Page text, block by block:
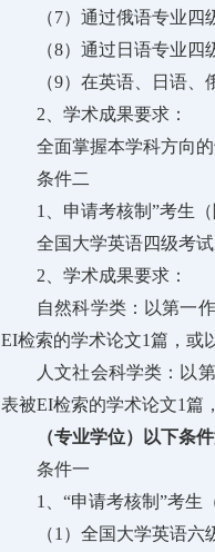
（7）通过俄语专业
（8）通过日语专业
（9）在英语、日语
2、学术成果要求：
全面掌握本学科方向
条件二
1、申请考核制”考生
全国大学英语四级考试
2、学术成果要求：
自然科学类：以第一
EI检索的学术论文1篇，或
人文社会科学类：以
表被EI检索的学术论文1篇
（专业学位）以下条
条件一
1、“申请考核制”考生
（1）全国大学英语六